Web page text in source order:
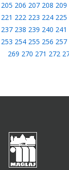
205 206 207 208 209
221 222 223 224 225
237 238 239 240 241
253 254 255 256 257
269 270 271 272